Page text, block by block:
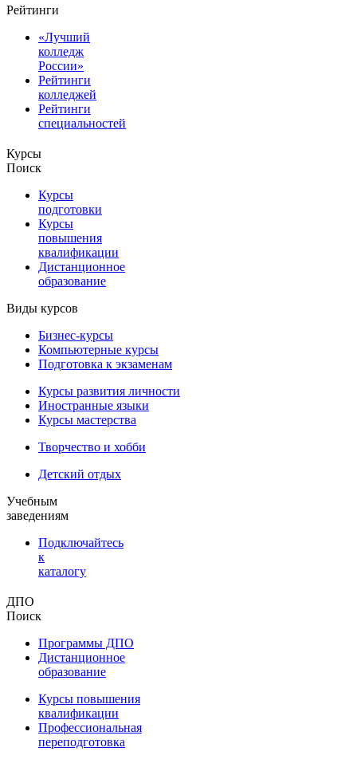
Рейтинги
«Лучший
колледж
России»
Рейтинги
колледжей
Рейтинги
специальностей
Курсы
Поиск
Курсы
подготовки
Курсы
повышения
квалификации
Дистанционное
образование
Виды курсов
Бизнес-курсы
Компьютерные курсы
Подготовка к экзаменам
Курсы развития личности
Иностранные языки
Курсы мастерства
Творчество и хобби
Детский отдых
Учебным
заведениям
Подключайтесь
к
каталогу
ДПО
Поиск
Программы ДПО
Дистанционное
образование
Курсы повышения
квалификации
Профессиональная
переподготовка